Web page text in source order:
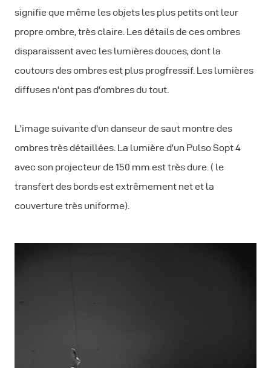
signifie que même les objets les plus petits ont leur
propre ombre, très claire. Les détails de ces ombres
disparaissent avec les lumières douces, dont la
coutours des ombres est plus progfressif. Les lumières
diffuses n'ont pas d'ombres du tout.
L'image suivante d'un danseur de saut montre des
ombres très détaillées. La lumière d'un Pulso Sopt 4
avec son projecteur de 150 mm est très dure. ( le
transfert des bords est extrêmement net et la
couverture très uniforme).